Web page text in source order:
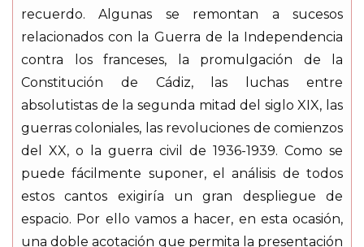
recuerdo. Algunas se remontan a sucesos
relacionados con la Guerra de la Independencia
contra los franceses, la promulgación de la
Constitución de Cádiz, las luchas entre
absolutistas de la segunda mitad del siglo XIX, las
guerras coloniales, las revoluciones de comienzos
del XX, o la guerra civil de 1936-1939. Como se
puede fácilmente suponer, el análisis de todos
estos cantos exigiría un gran despliegue de
espacio. Por ello vamos a hacer, en esta ocasión,
una doble acotación que permita la presentación